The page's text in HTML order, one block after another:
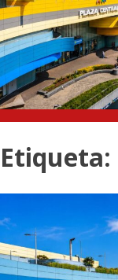
Etiqueta: